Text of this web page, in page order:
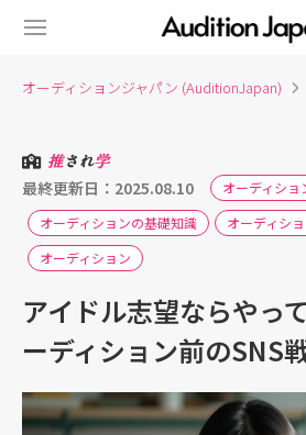
オーディションジャパン (AuditionJapan)
推され学
最終更新日：2025.08.10
オーディショ
オーディションの基礎知識
オーディシ
オーディション
アイドル志望ならやっ
ーディション前のSNS